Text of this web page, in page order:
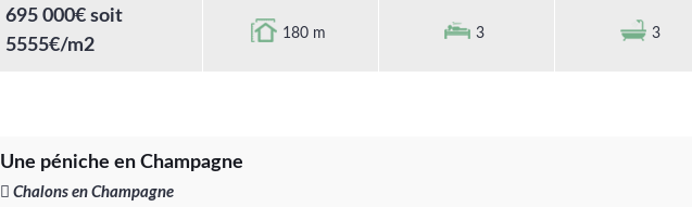
695 000€ soit
5555€/m2
180 m 3 3
Une péniche en Champagne
Chalons en Champagne